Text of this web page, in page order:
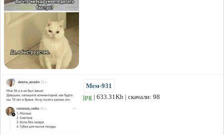
Мем-931
jpg | 633.31Kb | скачали: 98